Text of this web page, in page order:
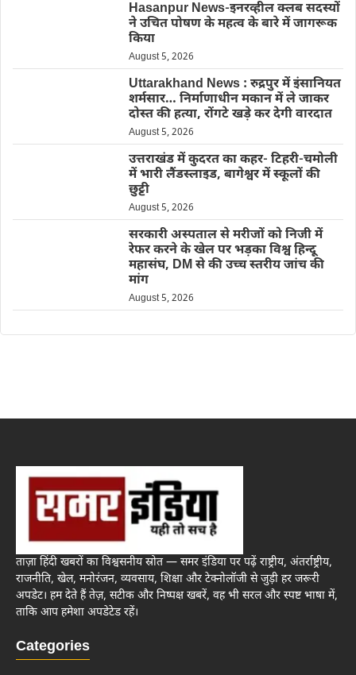
Hasanpur News-इनरव्हील क्लब सदस्यों
ने उचित पोषण के महत्व के बारे में जागरूक
किया
August 5, 2026
Uttarakhand News : रुद्रपुर में इंसानियत
शर्मसार… निर्माणाधीन मकान में ले जाकर
दोस्त की हत्या, रोंगटे खड़े कर देगी वारदात
August 5, 2026
उत्तराखंड में कुदरत का कहर- टिहरी-चमोली
में भारी लैंडस्लाइड, बागेश्वर में स्कूलों की
छुट्टी
August 5, 2026
सरकारी अस्पताल से मरीजों को निजी में
रेफर करने के खेल पर भड़का विश्व हिन्दू
महासंघ, DM से की उच्च स्तरीय जांच की
मांग
August 5, 2026
ताज़ा हिंदी खबरों का विश्वसनीय स्रोत — समर इंडिया पर पढ़ें राष्ट्रीय, अंतर्राष्ट्रीय,
राजनीति, खेल, मनोरंजन, व्यवसाय, शिक्षा और टेक्नोलॉजी से जुड़ी हर जरूरी
अपडेट। हम देते हैं तेज़, सटीक और निष्पक्ष खबरें, वह भी सरल और स्पष्ट भाषा में,
ताकि आप हमेशा अपडेटेड रहें।
Categories